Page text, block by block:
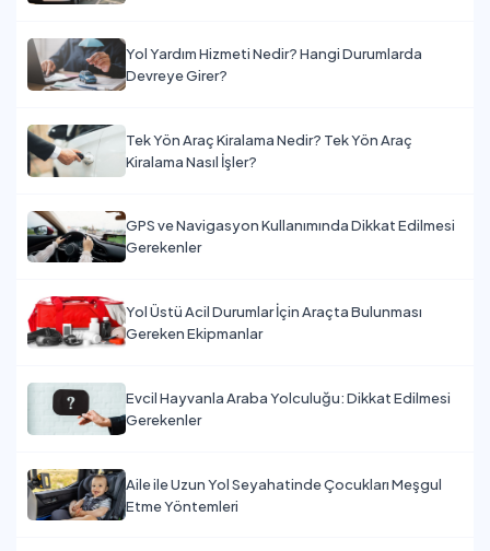
Yol Yardım Hizmeti Nedir? Hangi Durumlarda
Devreye Girer?
Tek Yön Araç Kiralama Nedir? Tek Yön Araç
Kiralama Nasıl İşler?
GPS ve Navigasyon Kullanımında Dikkat Edilmesi
Gerekenler
Yol Üstü Acil Durumlar İçin Araçta Bulunması
Gereken Ekipmanlar
Evcil Hayvanla Araba Yolculuğu: Dikkat Edilmesi
Gerekenler
Aile ile Uzun Yol Seyahatinde Çocukları Meşgul
Etme Yöntemleri